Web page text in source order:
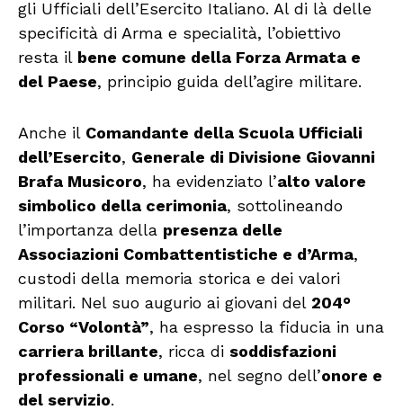
gli Ufficiali dell’Esercito Italiano. Al di là delle
specificità di Arma e specialità, l’obiettivo
resta il bene comune della Forza Armata e
del Paese, principio guida dell’agire militare.
Anche il Comandante della Scuola Ufficiali
dell’Esercito, Generale di Divisione Giovanni
Brafa Musicoro, ha evidenziato l’alto valore
simbolico della cerimonia, sottolineando
l’importanza della presenza delle
Associazioni Combattentistiche e d’Arma,
custodi della memoria storica e dei valori
militari. Nel suo augurio ai giovani del 204°
Corso “Volontà”, ha espresso la fiducia in una
carriera brillante, ricca di soddisfazioni
professionali e umane, nel segno dell’onore e
del servizio.